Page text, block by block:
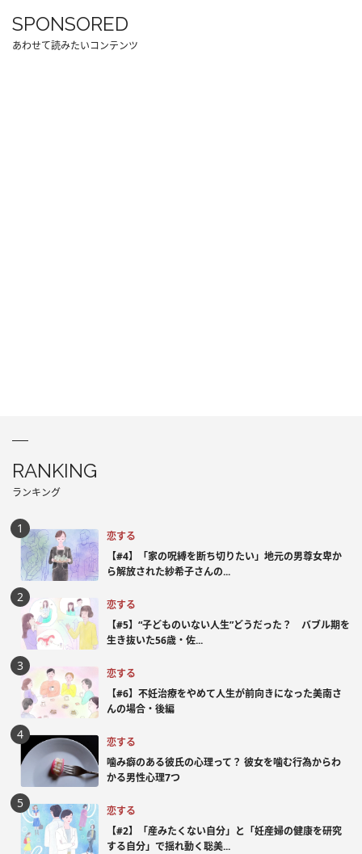
SPONSORED
あわせて読みたいコンテンツ
RANKING
ランキング
恋する
【#4】「家の呪縛を断ち切りたい」地元の男尊女卑か
ら解放された紗希子さんの...
恋する
【#5】“子どものいない人生”どうだった？ バブル期を
生き抜いた56歳・佐...
恋する
【#6】不妊治療をやめて人生が前向きになった美南さ
んの場合・後編
恋する
噛み癖のある彼氏の心理って？ 彼女を噛む行為からわ
かる男性心理7つ
恋する
【#2】「産みたくない自分」と「妊産婦の健康を研究
する自分」で揺れ動く聡美...